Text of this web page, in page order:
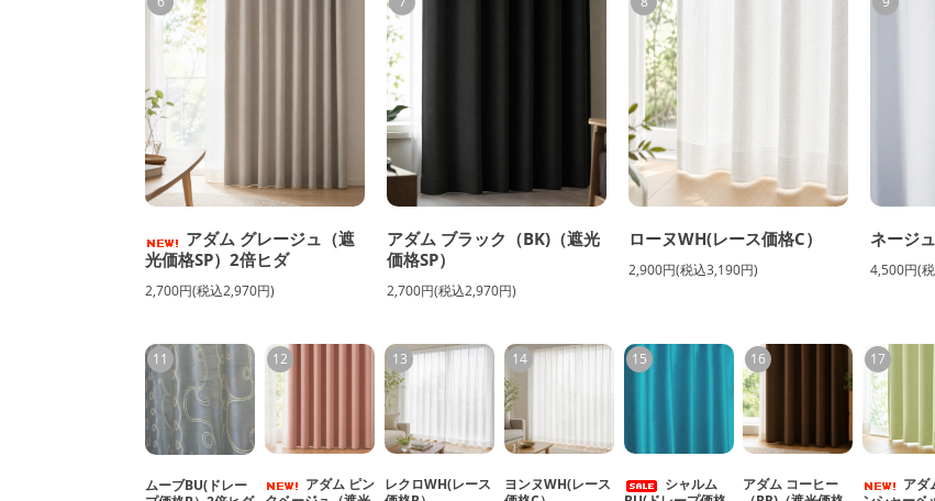
アダム グレージュ（遮
光価格SP）2倍ヒダ
2,700円(税込2,970円)
アダム ブラック（BK)（遮光
価格SP）
2,700円(税込2,970円)
ローヌWH(レース価格C）
2,900円(税込3,190円)
ネージ
4,500円(
11
ムーブBU(ドレー
12
アダム ピン
13
レクロWH(レース
14
ヨンヌWH(レース
15
シャルム
16
アダム コーヒー
17
アダ